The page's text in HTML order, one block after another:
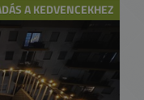
A KEDVENCEKHEZ